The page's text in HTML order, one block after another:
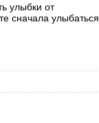
улыбки от
сначала улыбаться